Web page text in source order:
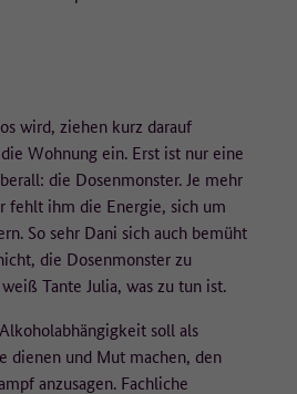
wird, ziehen kurz darauf
Wohnung ein. Erst ist nur eine
die Dosenmonster. Je mehr
fehlt ihm die Energie, sich um
So sehr Dani sich auch bemüht
die Dosenmonster zu
Tante Julia, was zu tun ist.
soll als
dienen und Mut machen, den
anzusagen. Fachliche